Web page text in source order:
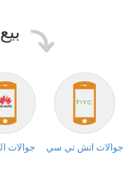
جوالات اتش تي سي جوالات